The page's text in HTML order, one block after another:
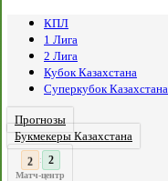
КПЛ
1 Лига
2 Лига
Кубок Казахстана
Суперкубок Казахстана
Прогнозы
Букмекеры Казахстана
3 : 2
Матч-центр